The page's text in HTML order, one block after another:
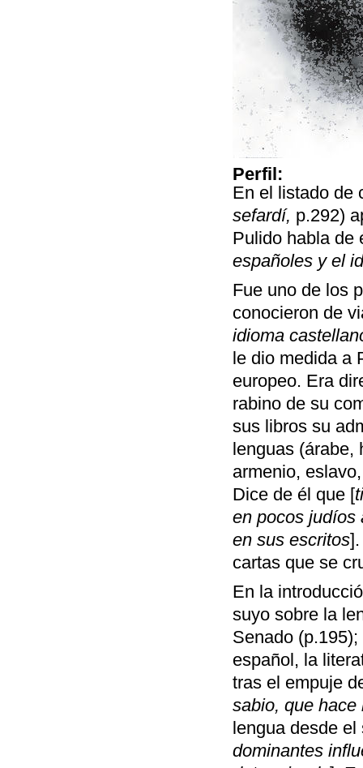
Perfil:
En el listado de
sefardí, p.292)
Pulido habla de
españoles y el
Fue uno de los
conocieron de
idioma
le dio medida a
europeo. Era
rabino de su
sus libros su
lenguas (árabe,
armenio,
Dice de él que [
en pocos judíos
en sus escritos
cartas que se
En la
suyo sobre la
Senado
español, la
tras el empuje
sabio, que hace
lengua desde
dominantes